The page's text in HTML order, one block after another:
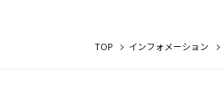
TOP インフォメーション